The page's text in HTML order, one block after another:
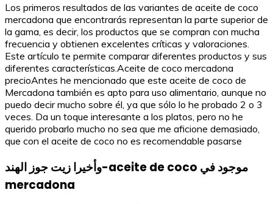
Los primeros resultados de las variantes de aceite de coco
mercadona que encontrarás representan la parte superior de
la gama, es decir, los productos que se compran con mucha
frecuencia y obtienen excelentes críticas y valoraciones.
Este artículo te permite comparar diferentes productos y sus
diferentes características.Aceite de coco mercadona
precioAntes he mencionado que este aceite de coco de
Mercadona también es apto para uso alimentario, aunque no
puedo decir mucho sobre él, ya que sólo lo he probado 2 o 3
veces. Da un toque interesante a los platos, pero no he
querido probarlo mucho no sea que me aficione demasiado,
que con el aceite de coco no es recomendable pasarse
وأخيرا زيت جوز الهند-aceite de coco موجود في
mercadona